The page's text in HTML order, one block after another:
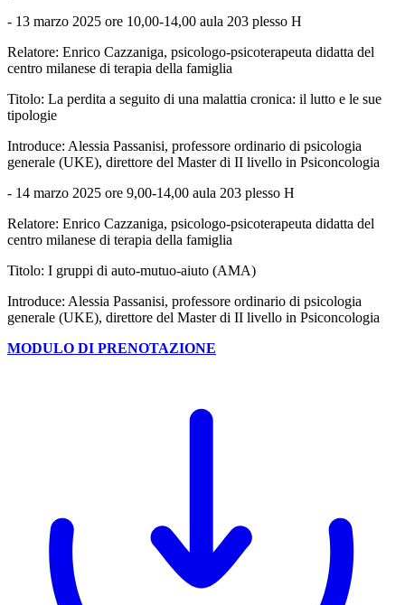
- 13 marzo 2025 ore 10,00-14,00 aula 203 plesso H
Relatore: Enrico Cazzaniga, psicologo-psicoterapeuta didatta del
centro milanese di terapia della famiglia
Titolo: La perdita a seguito di una malattia cronica: il lutto e le sue
tipologie
Introduce: Alessia Passanisi, professore ordinario di psicologia
generale (UKE), direttore del Master di II livello in Psiconcologia
- 14 marzo 2025 ore 9,00-14,00 aula 203 plesso H
Relatore: Enrico Cazzaniga, psicologo-psicoterapeuta didatta del
centro milanese di terapia della famiglia
Titolo: I gruppi di auto-mutuo-aiuto (AMA)
Introduce: Alessia Passanisi, professore ordinario di psicologia
generale (UKE), direttore del Master di II livello in Psiconcologia
MODULO DI PRENOTAZIONE